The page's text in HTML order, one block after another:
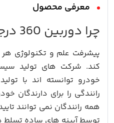
معرفی محصول
چرا دوربین 360 درجه نویمتا؟
پیشرفت علم و تکنولوژی هر
کند. شرکت های تولید
خودرو توانسته اند با
رانندگی را برای دارندگان
همه رانندگان نمی توانند